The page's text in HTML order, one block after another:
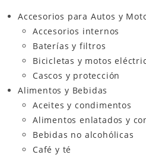
Accesorios para Autos y
Accesorios internos
Baterías y filtros
Bicicletas y motos
Cascos y protección
Alimentos y Bebidas
Aceites y condimentos
Alimentos enlatados y
Bebidas no alcohólicas
Café y té